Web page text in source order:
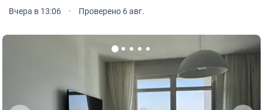
укомплектована всей необходимой мебелью и
Вчера в 13:06 · Проверено 6 авг.